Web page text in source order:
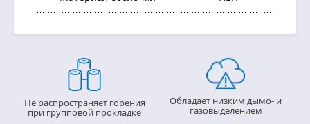
Не распространяет горения
при групповой прокладке
Обладает низким дымо- и
газовыделением